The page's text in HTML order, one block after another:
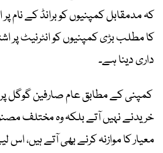
کہ مدمقابل کمپنیوں کو برانڈ کے نام
کا مطلب بڑی کمپنیوں کو انٹرنیٹ پر
داری دینا ہے۔
کمپنی کے مطابق عام صارفین گوگل
خریدنے نہیں آتے بلکہ وہ مختلف
معیار کا موازنہ کرنے بھی آتے ہیں، اس